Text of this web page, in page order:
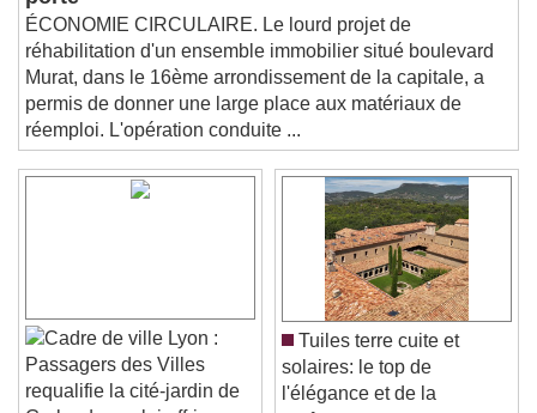
and close the window.
Text
Color Opacity
Text Background
Caption Area Background
Font Size
Text Edge Style
porte
ÉCONOMIE CIRCULAIRE. Le lourd projet de
réhabilitation d'un ensemble immobilier situé boulevard
Murat, dans le 16ème arrondissement de la capitale, a
permis de donner une large place aux matériaux de
réemploi. L'opération conduite ...
Lyon :
Passagers des Villes
Tuiles terre cuite et
solaires: le top de